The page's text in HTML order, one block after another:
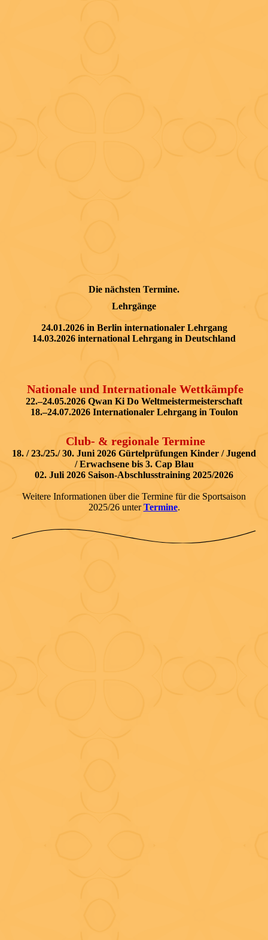
Die nächsten Termine.
Lehrgänge
24.01.2026 in Berlin internationaler Lehrgang
14.⁠03.2026 international Lehrgang in Deutschland
Nationale und Internationale Wettkämpfe
22.–24.05.2026 Qwan Ki Do Weltmeistermeisterschaft
18.–24.07.2026 Internationaler Lehrgang in Toulon
Club- & regionale Termine
18. / 23./25./ 30. Juni 2026 Gürtelprüfungen Kinder / Jugend
/ Erwachsene bis 3. Cap Blau
02. Juli 2026 Saison-Abschlusstraining 2025/2026
Weitere Informationen über die Termine für die Sportsaison
2025/26 unterTermine.